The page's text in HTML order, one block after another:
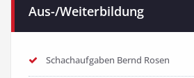
Aus-/Weiterbildung
Schachaufgaben Bernd Rosen